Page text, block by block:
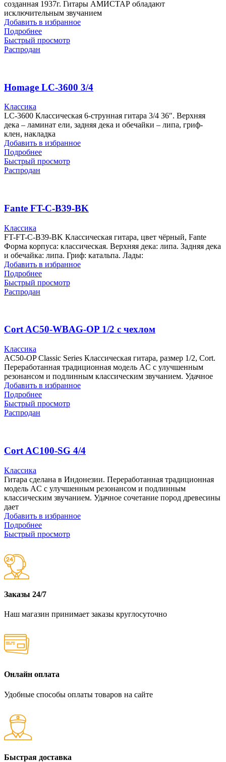
созданная 1937г. Гитары АМИСТАР обладают
исключительным звучанием
Добавить в избранное
Подробнее
Быстрый просмотр
Распродан
Homage LC-3600 3/4
Классика
LC-3600 Классическая 6-струнная гитара 3/4 36″. Верхняя
дека – ламинат ели, задняя дека и обечайки – липа, гриф-
клен, накладка
Добавить в избранное
Подробнее
Быстрый просмотр
Распродан
Fante FT-C-B39-BK
Классика
FT-FT-C-B39-BK Классическая гитара, цвет чёрный, Fante
Форма корпуса: классическая. Верхняя дека: липа. Задняя дека
и обечайка: липа. Гриф: катальпа. Лады:
Добавить в избранное
Подробнее
Быстрый просмотр
Распродан
Cort AC50-WBAG-OP 1/2 с чехлом
Классика
AC50-OP Classic Series Классическая гитара, размер 1/2, Cort.
Переработанная традиционная модель AC с улучшенным
резонансом и подлинным классическим звучанием. Удачное
Добавить в избранное
Подробнее
Быстрый просмотр
Распродан
Cort AC100-SG 4/4
Классика
Гитара сделана в Индонезии. Переработанная традиционная
модель AC с улучшенным резонансом и подлинным
классическим звучанием. Удачное сочетание пород древесины
дает
Добавить в избранное
Подробнее
Быстрый просмотр
Заказы 24/7
Наш магазин принимает заказы круглосуточно
Онлайн оплата
Удобные способы оплаты товаров на сайте
Быстрая доставка